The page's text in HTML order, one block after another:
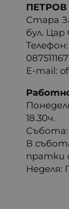
Стара
бул.
E-mail:
18.30ч.
Събота:
В
пратки
Неделя: